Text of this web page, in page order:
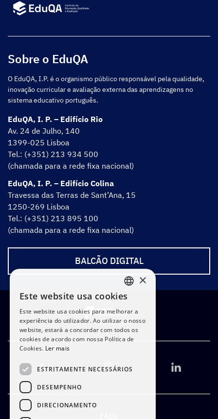
Sobre o EduQA
O EduQA, I.P. é o organismo público responsável pela qualidade,
inovação curricular e avaliação externa das aprendizagens no
sistema educativo português.
EduQA, I. P. – Edifício Rio
Av. 24 de Julho, 140
1399-025 Lisboa
Tel.: (+351) 213 934 500
(chamada para a rede fixa nacional)
EduQA, I. P. – Edifício Colina
Travessa das Terras de Sant’Ana, 15
1250-269 Lisboa
Tel.: (+351) 213 895 100
(chamada para a rede fixa nacional)
BALCÃO DIGITAL
PORTUGUESE
ENGLISH
×
Este website usa cookies
Este website usa cookies para melhorar a
experiência do utilizador. Ao utilizar o nosso
website, estará a concordar com todos os
cookies de acordo com nossa Política de
Cookies. Ler mais
ESTRITAMENTE NECESSÁRIOS
DESEMPENHO
DIRECIONAMENTO